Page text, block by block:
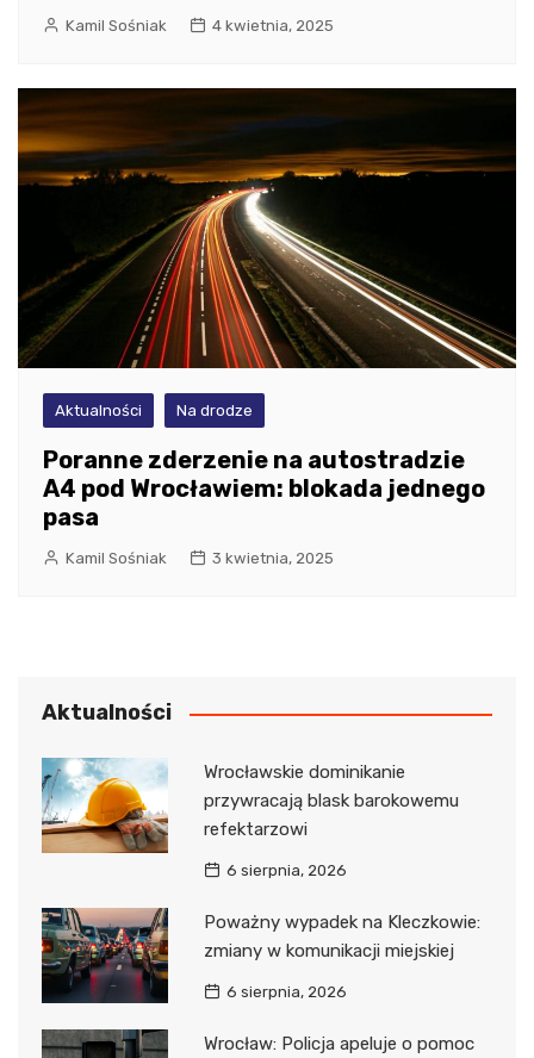
Kamil Sośniak 4 kwietnia, 2025
Aktualności Na drodze
Poranne zderzenie na autostradzie
A4 pod Wrocławiem: blokada jednego
pasa
Kamil Sośniak 3 kwietnia, 2025
Aktualności
Wrocławskie dominikanie
przywracają blask barokowemu
refektarzowi
6 sierpnia, 2026
Poważny wypadek na Kleczkowie:
zmiany w komunikacji miejskiej
6 sierpnia, 2026
Wrocław: Policja apeluje o pomoc